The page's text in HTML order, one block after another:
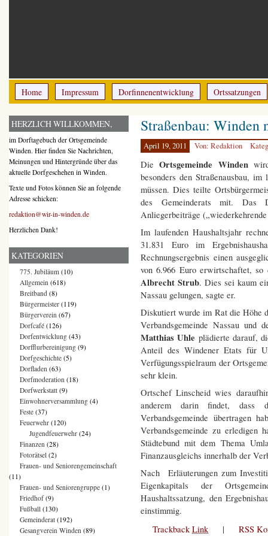
Home Impressum Dorfinnenentwicklung Ortssatzungen
Straßenbau:
April 19, 2011 Von: Redaktion
DieOrtsgemeinde Windenwird
besonders den Straßenausbau,
müssen. Dies teilte
des Gemeinderats mit. Das
Anliegerbeiträge
Im laufenden Haushaltsjahr
31.831 Euro im
Rechnungsergebnis einen
von 6.966 Euro erwirtschaftet,
Albrecht Strub. Dies sei kaum
Nassau gelungen, sagte er.
Diskutiert wurde im Rat die Höhe
Verbandsgemeinde Nassau und
Matthias Uhle plädierte darauf,
Anteil des Windener Etats für
Verfügungsspielraum der
sehr klein.
Ortschef Linscheid wies
anderem darin findet, dass
Verbandsgemeinde übertragen
Verbandsgemeinde zu erledigen
Städtebund mit dem Thema
Finanzausgleichs innerhalb der
Nach Erläuterungen zum
Eigenkapitals der
Haushaltssatzung, den
einstimmig.
TrackbackLink | RSS
HERZLICH WILLKOMMEN,
im Dorftagebuch der Ortsgemeinde
Winden. Hier finden Sie Nachrichten,
Meinungen und Hintergründe über das
aktuelle Dorfgeschehen in Winden.
Texte und Fotos können Sie an folgende
Adresse schicken:
redaktion@wir-in-winden.de
Herzlichen Dank!
KATEGORIEN
775. Jubiläum (10)
Allgemein (618)
Breitband (8)
Bürgermeister (119)
Bürgerverein (67)
Dorfcafé (126)
Dorfentwicklung (43)
Dorfflurbereinigung (9)
Dorfgeschichte (5)
Dorfladen (63)
Dorfmoderation (18)
Dorfwerkstatt (9)
Einwohnerversammlung (4)
Feste (37)
Feuerwehr (120)
Jugendfeuerwehr (24)
Finanzen (28)
Fotorätsel (2)
Frauen- und Seniorengemeinschaft
(11)
Frauen- und Seniorengruppe (1)
Friedhof(9)
Fußball (130)
Gemeinderat (192)
Gesangverein Winden (89)